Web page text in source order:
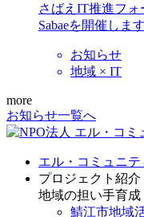
さばえIT推進フォ
Sabaeを開催します
お知らせ
地域 × IT
more
お知らせ一覧へ
エル・コミュニテ
プロジェクト紹介
地域の担い手育成
鯖江市地域